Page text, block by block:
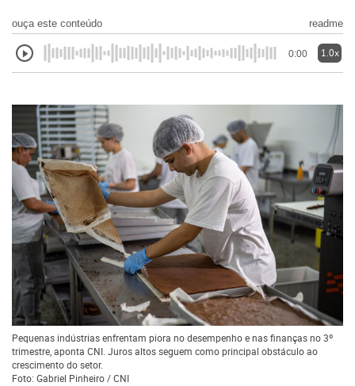
ouça este conteúdo readme
0:00 1.0x
Pequenas indústrias enfrentam piora no desempenho e nas finanças no 3º
trimestre, aponta CNI. Juros altos seguem como principal obstáculo ao
crescimento do setor.
Foto: Gabriel Pinheiro / CNI